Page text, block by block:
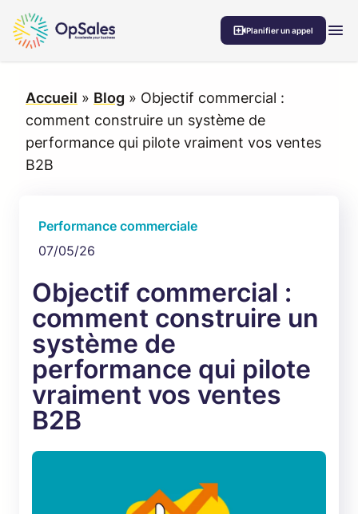
Aller au contenu
Planifier un appel
Accueil » Blog » Objectif commercial :
comment construire un système de
performance qui pilote vraiment vos ventes
B2B
Performance commerciale
07/05/26
Objectif commercial :
comment construire un
système de
performance qui pilote
vraiment vos ventes
B2B